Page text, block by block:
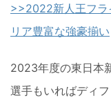
>>2022新人王フラ
リア豊富な強豪揃い
2023年度の東日本
選手もいればディ